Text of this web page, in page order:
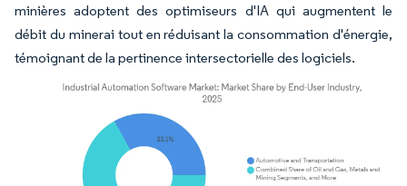
minières adoptent des optimiseurs d'IA qui augmentent le
débit du minerai tout en réduisant la consommation d'énergie,
témoignant de la pertinence intersectorielle des logiciels.